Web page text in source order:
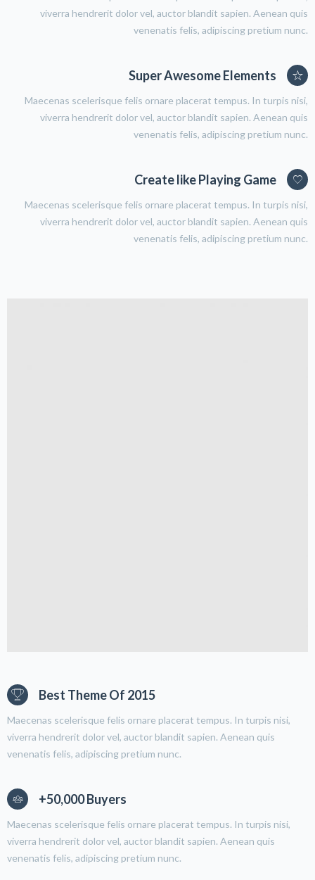
viverra hendrerit dolor vel, auctor blandit sapien. Aenean quis
venenatis felis, adipiscing pretium nunc.
Super Awesome Elements
Maecenas scelerisque felis ornare placerat tempus. In turpis nisi,
viverra hendrerit dolor vel, auctor blandit sapien. Aenean quis
venenatis felis, adipiscing pretium nunc.
Create like Playing Game
Maecenas scelerisque felis ornare placerat tempus. In turpis nisi,
viverra hendrerit dolor vel, auctor blandit sapien. Aenean quis
venenatis felis, adipiscing pretium nunc.
Best Theme Of 2015
Maecenas scelerisque felis ornare placerat tempus. In turpis nisi,
viverra hendrerit dolor vel, auctor blandit sapien. Aenean quis
venenatis felis, adipiscing pretium nunc.
+50,000 Buyers
Maecenas scelerisque felis ornare placerat tempus. In turpis nisi,
viverra hendrerit dolor vel, auctor blandit sapien. Aenean quis
venenatis felis, adipiscing pretium nunc.